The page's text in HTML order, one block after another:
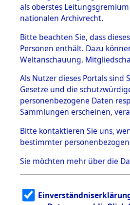
BESTÄNDE
1.
Inhaftierungsdoku
mente
1.2.9 Beim ITS
Effekten
1.2.9.1
Effekten aus
dem KZ
Dachau
Dokument
e
1.2.9.2
Effekten aus
dem KZ
Landesentsch
als oberstes
nationalen Archivrecht.
Bitte beachten Sie, dass
Personen enthält. Dazu
Weltanschauung,
Als Nutzer dieses Portals sind
Gesetze und die
personenbezogene Daten
Sammlungen erscheinen,
Bitte kontaktieren Sie uns,
bestimmter
Sie möchten mehr über die